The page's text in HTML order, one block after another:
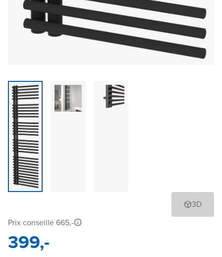
3D
Prix conseillé 665,-
399,-